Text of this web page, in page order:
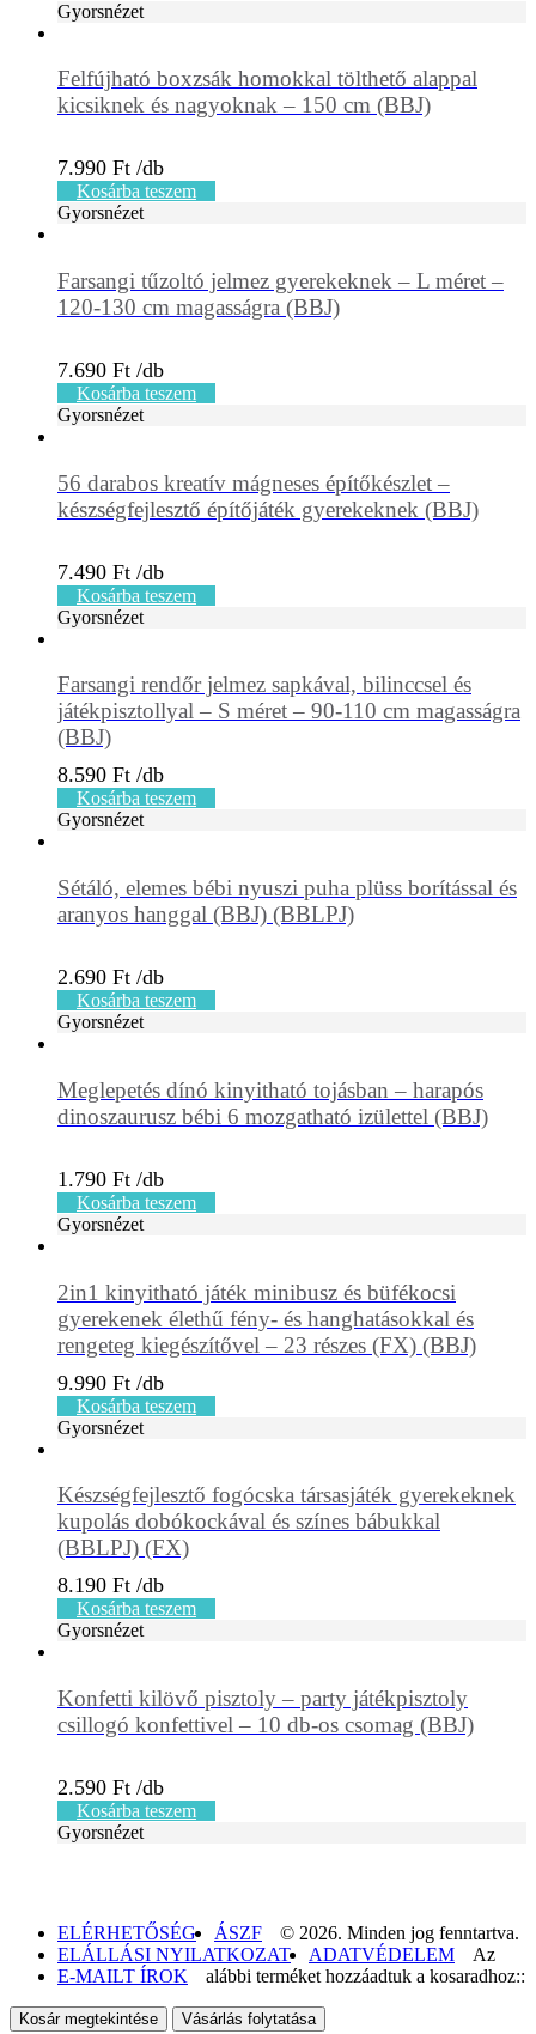
Gyorsnézet
Felfújható boxzsák homokkal tölthető alappal
kicsiknek és nagyoknak – 150 cm (BBJ)
7.990 Ft
Kosárba teszem
Gyorsnézet
Farsangi tűzoltó jelmez gyerekeknek – L méret –
120-130 cm magasságra (BBJ)
7.690 Ft
Kosárba teszem
Gyorsnézet
56 darabos kreatív mágneses építőkészlet –
készségfejlesztő építőjáték gyerekeknek (BBJ)
7.490 Ft
Kosárba teszem
Gyorsnézet
Farsangi rendőr jelmez sapkával, bilinccsel és
játékpisztollyal – S méret – 90-110 cm magasságra
(BBJ)
8.590 Ft
Kosárba teszem
Gyorsnézet
Sétáló, elemes bébi nyuszi puha plüss borítással és
aranyos hanggal (BBJ) (BBLPJ)
2.690 Ft
Kosárba teszem
Gyorsnézet
Meglepetés dínó kinyitható tojásban – harapós
dinoszaurusz bébi 6 mozgatható izülettel (BBJ)
1.790 Ft
Kosárba teszem
Gyorsnézet
2in1 kinyitható játék minibusz és büfékocsi
gyerekenek élethű fény- és hanghatásokkal és
rengeteg kiegészítővel – 23 részes (FX) (BBJ)
9.990 Ft
Kosárba teszem
Gyorsnézet
Készségfejlesztő fogócska társasjáték gyerekeknek
kupolás dobókockával és színes bábukkal
(BBLPJ) (FX)
8.190 Ft
Kosárba teszem
Gyorsnézet
Konfetti kilövő pisztoly – party játékpisztoly
csillogó konfettivel – 10 db-os csomag (BBJ)
2.590 Ft
Kosárba teszem
Gyorsnézet
ELÉRHETŐSÉG
ÁSZF
ELÁLLÁSI NYILATKOZAT
ADATVÉDELEM
E-MAILT ÍROK
© 2026. Minden jog fenntartva.
Az
alábbi terméket hozzáadtuk a kosaradhoz::
Kosár megtekintése Vásárlás folytatása